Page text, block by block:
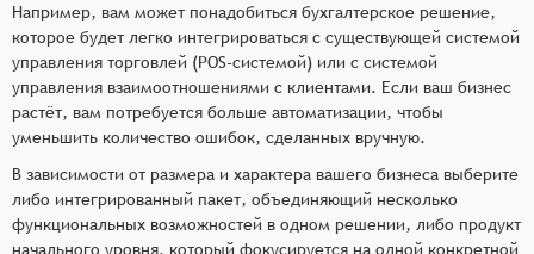
Например, вам может понадобиться бухгалтерское решение,
которое будет легко интегрироваться с существующей системой
управления торговлей (POS-системой) или с системой
управления взаимоотношениями с клиентами. Если ваш бизнес
растёт, вам потребуется больше автоматизации, чтобы
уменьшить количество ошибок, сделанных вручную.
В зависимости от размера и характера вашего бизнеса выберите
либо интегрированный пакет, объединяющий несколько
функциональных возможностей в одном решении, либо продукт
начального уровня, который фокусируется на одной конкретной